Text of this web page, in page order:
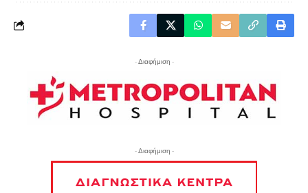
- Διαφήμιση -
- Διαφήμιση -